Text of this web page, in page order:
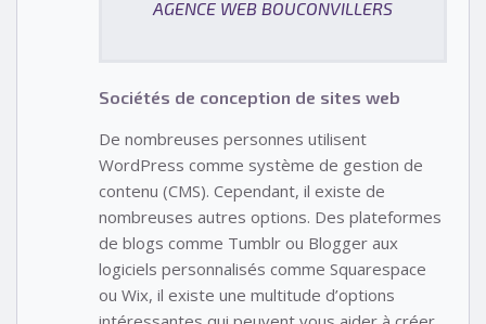
AGENCE WEB BOUCONVILLERS
Sociétés de conception de sites web
De nombreuses personnes utilisent
WordPress comme système de gestion de
contenu (CMS). Cependant, il existe de
nombreuses autres options. Des plateformes
de blogs comme Tumblr ou Blogger aux
logiciels personnalisés comme Squarespace
ou Wix, il existe une multitude d’options